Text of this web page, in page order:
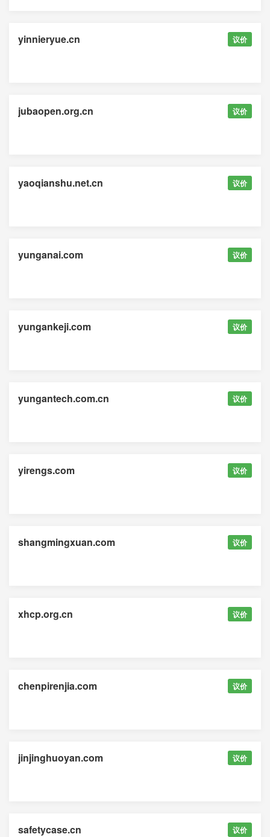
yinnieryue.cn 议价
jubaopen.org.cn 议价
yaoqianshu.net.cn 议价
yunganai.com 议价
yungankeji.com 议价
yungantech.com.cn 议价
yirengs.com 议价
shangmingxuan.com 议价
xhcp.org.cn 议价
chenpirenjia.com 议价
jinjinghuoyan.com 议价
safetycase.cn 议价